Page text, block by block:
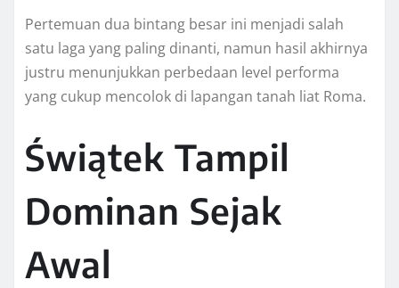
Pertemuan dua bintang besar ini menjadi salah
satu laga yang paling dinanti, namun hasil akhirnya
justru menunjukkan perbedaan level performa
yang cukup mencolok di lapangan tanah liat Roma.
Świątek Tampil
Dominan Sejak
Awal